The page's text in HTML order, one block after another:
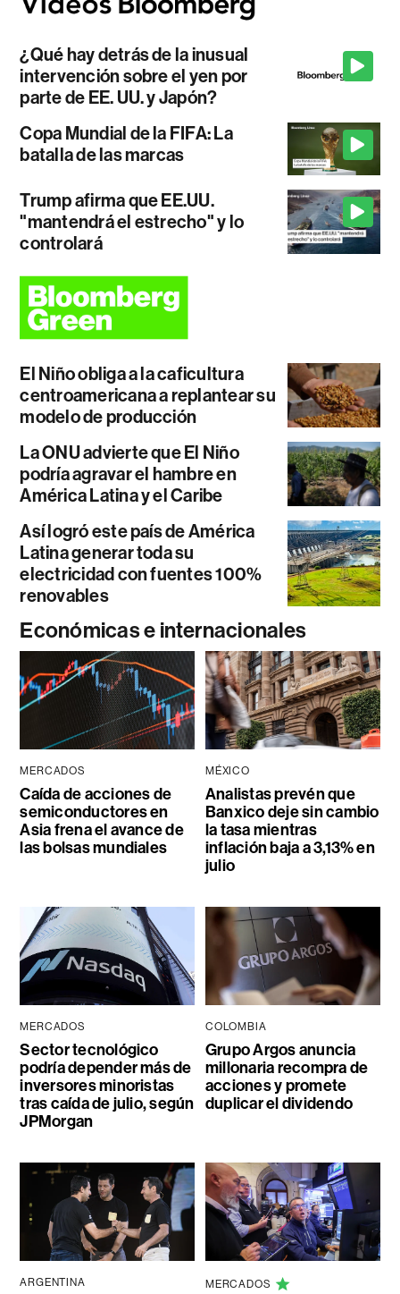
¿Qué hay detrás de la inusual
intervención sobre el yen por
parte de EE. UU. y Japón?
Copa Mundial de la FIFA: La
batalla de las marcas
Trump afirma que EE.UU.
"mantendrá el estrecho" y lo
controlará
El Niño obliga a la caficultura
centroamericana a replantear su
modelo de producción
La ONU advierte que El Niño
podría agravar el hambre en
América Latina y el Caribe
Así logró este país de América
Latina generar toda su
electricidad con fuentes 100%
renovables
Económicas e internacionales
MERCADOS
Caída de acciones de
semiconductores en
Asia frena el avance de
las bolsas mundiales
MÉXICO
Analistas prevén que
Banxico deje sin cambio
la tasa mientras
inflación baja a 3,13% en
julio
MERCADOS
Sector tecnológico
podría depender más de
inversores minoristas
tras caída de julio, según
JPMorgan
COLOMBIA
Grupo Argos anuncia
millonaria recompra de
acciones y promete
duplicar el dividendo
ARGENTINA MERCADOS